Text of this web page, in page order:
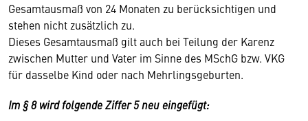
Gesamtausmaß von 24 Monaten zu berücksichtigen und
stehen nicht zusätzlich zu.
Dieses Gesamtausmaß gilt auch bei Teilung der Karenz
zwischen Mutter und Vater im Sinne des MSchG bzw. VKG
für dasselbe Kind oder nach Mehrlingsgeburten.
Im § 8 wird folgende Ziffer 5 neu eingefügt: